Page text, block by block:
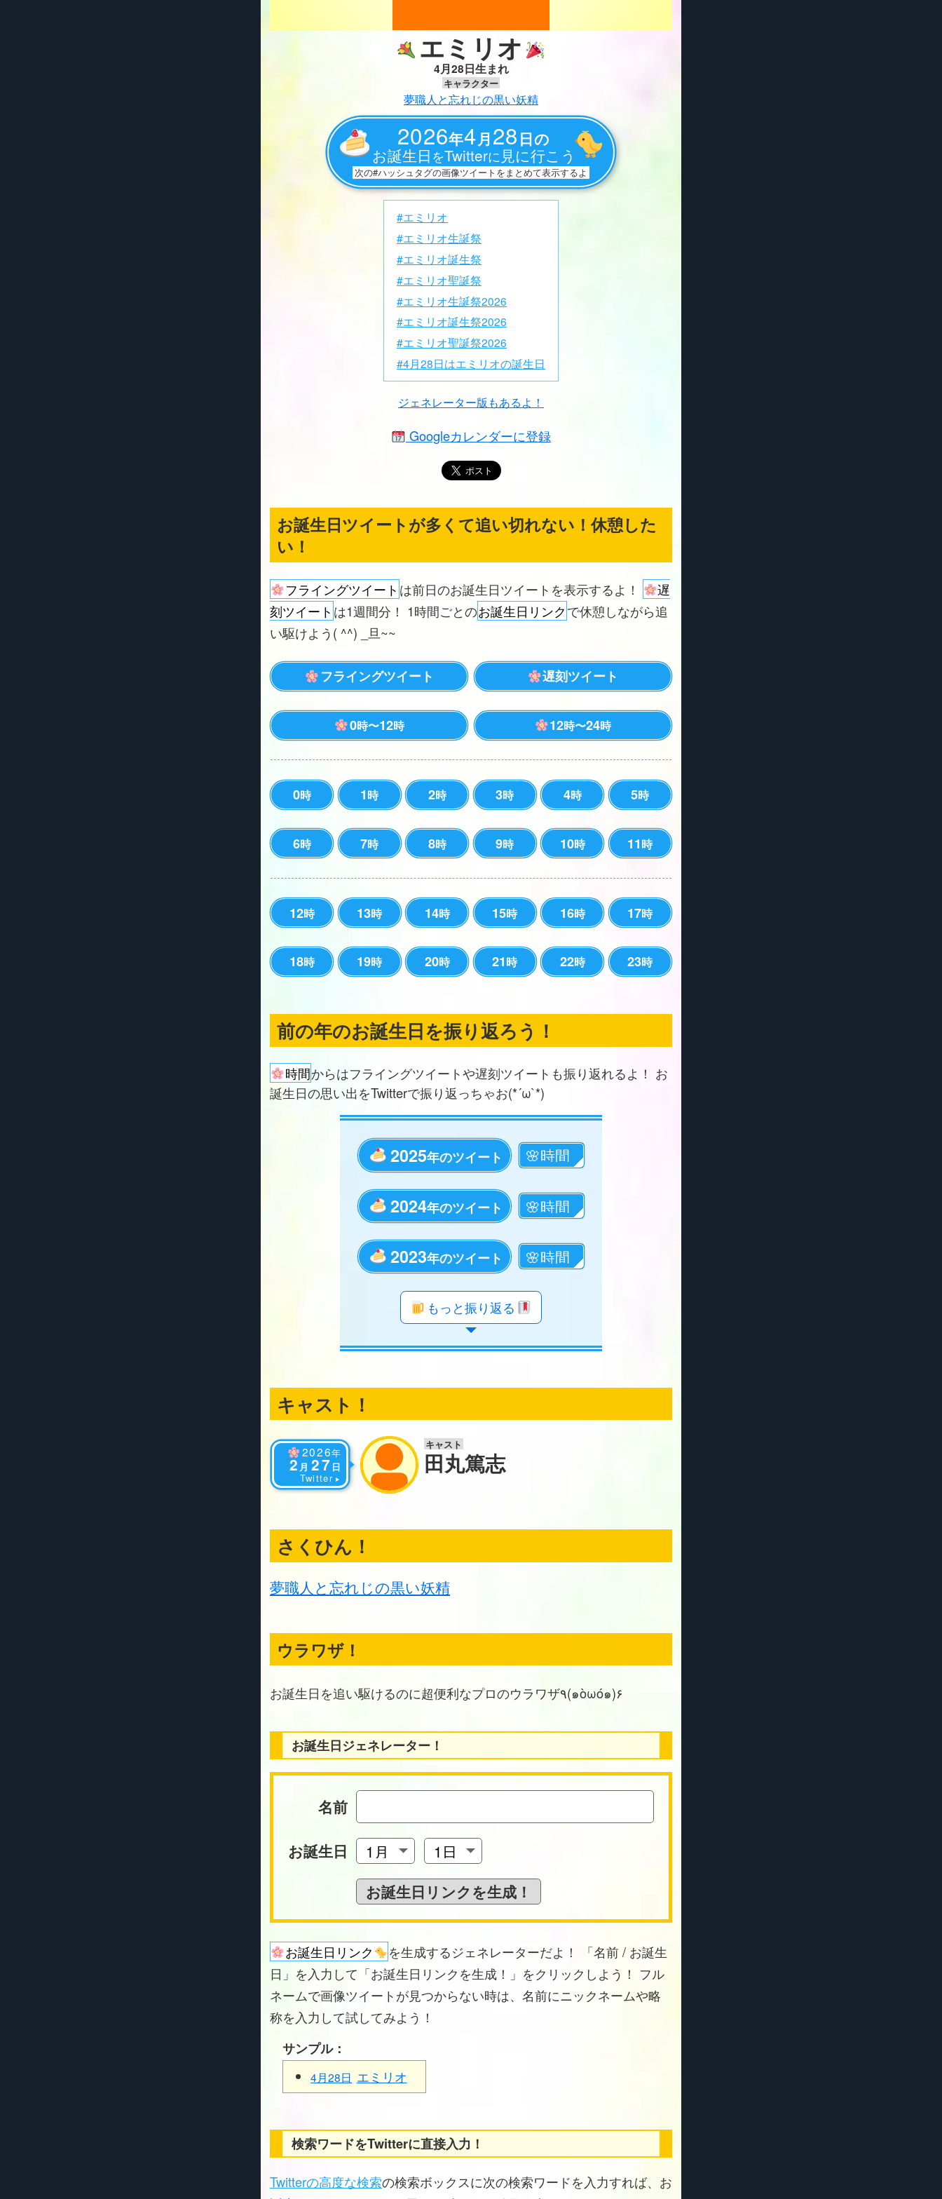
エミリオ
4月28日生まれ
キャラクター
夢職人と忘れじの黒い妖精
2026年4 月28 日の
お誕生日をTwitterに見に行こう
次の#ハッシュタグの画像ツイートをまとめて表示するよ
#エミリオ
#エミリオ生誕祭
#エミリオ誕生祭
#エミリオ聖誕祭
#エミリオ生誕祭2026
#エミリオ誕生祭2026
#エミリオ聖誕祭2026
#4月28日はエミリオの誕生日
ジェネレーター版もあるよ！
Googleカレンダーに登録
お誕生日ツイートが多くて追い切れない！休憩した
い！
フライングツイート は前日のお誕生日ツイートを表示するよ！
遅
刻ツイート は1週間分！ 1時間ごとのお誕生日リンクで休憩しながら追
い駆けよう( ^^) _旦~~
フライングツイート 遅刻ツイート
0時〜12時 12時〜24時
0時 1時 2時 3時 4時 5時
6時 7時 8時 9時 10時 11時
12時 13時 14時 15時 16時 17時
18時 19時 20時 21時 22時 23時
前の年のお誕生日を振り返ろう！
時間からはフライングツイートや遅刻ツイートも振り返れるよ！ お
誕生日の思い出をTwitterで振り返っちゃお(*´ω`*)
2025年のツイート
2024年のツイート
2023年のツイート
年のツイート
年のツイート
年のツイート
年のツイート
年のツイート
年のツイート
年のツイート
年のツイート
年のツイート
年のツイート
年のツイート
年のツイート
年のツイート
年のツイート
年のツイート
年のツイート
年のツイート
もっと振り返る
キャスト！
2026年
2 月 27 日
Twitter
キャスト
田丸篤志
さくひん！
夢職人と忘れじの黒い妖精
ウラワザ！
お誕生日を追い駆けるのに超便利なプロのウラワザ٩(๑òωó๑)۶
お誕生日ジェネレーター！
名前
お誕生日
お誕生日リンク
を生成するジェネレーターだよ！ 「名前 / お誕生
日」を入力して「お誕生日リンクを生成！」をクリックしよう！ フル
ネームで画像ツイートが見つからない時は、名前にニックネームや略
称を入力して試してみよう！
サンプル：
4月28日 エミリオ
検索ワードをTwitterに直接入力！
Twitterの高度な検索の検索ボックスに次の検索ワードを入力すれば、お